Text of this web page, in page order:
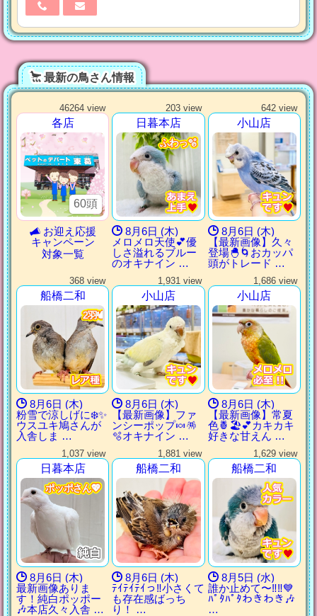
最新の鳥さん情報
46264 view
各店
60頭
お迎え応援
キャンペーン
対象一覧
203 view
日暮本店
ふわっ🫧
ふわっ🫧
ふわっ🫧
ふわっ🫧
8月6日 (木)
メロメロ天使💕優
しさ溢れるブルー
のオキナイン …
642 view
小山店
8月6日 (木)
【最新画像】久々
登場🐣🌀おカッパ
頭がトレード …
368 view
船橋二和
2羽🕊️
2羽🕊️
2羽🕊️
2羽🕊️
8月6日 (木)
粉雪で涼しげに❄️✨
ウスユキ鳩さんが
入舎しま …
1,931 view
小山店
8月6日 (木)
【最新画像】ファ
ンシーポップ🍬🪅
🫧オキナイン …
1,686 view
小山店
8月6日 (木)
【最新画像】常夏
色🍍🏖💕カキカキ
好きな甘えん …
1,037 view
日暮本店
ポッポさん💖
ポッポさん💖
ポッポさん💖
ポッポさん💖
8月6日 (木)
最新画像ありま
す！純白ポッポー
🎶本店久々入舎 …
1,881 view
船橋二和
8月6日 (木)
ﾃｲﾃｲﾃｲっ‼︎小さくて
も存在感ばっち
り！ …
1,629 view
船橋二和
8月5日 (水)
誰か止めて〜‼︎‼︎💙
ﾊﾟﾀﾊﾟﾀわきわき🎶
…